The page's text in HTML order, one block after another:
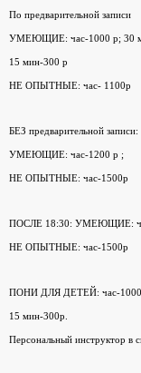
По предварительной записи
УМЕЮЩИЕ: час-1000 р; 30
15 мин-300 р
НЕ ОПЫТНЫЕ: час- 1100р
БЕЗ предварительной записи:
УМЕЮЩИЕ: час-1200 р ;
НЕ ОПЫТНЫЕ: час-1500р
ПОСЛЕ 18:30: УМЕЮЩИЕ:
НЕ ОПЫТНЫЕ: час-1500р
ПОНИ ДЛЯ ДЕТЕЙ: час-
15 мин-300р.
Персональный инструктор в